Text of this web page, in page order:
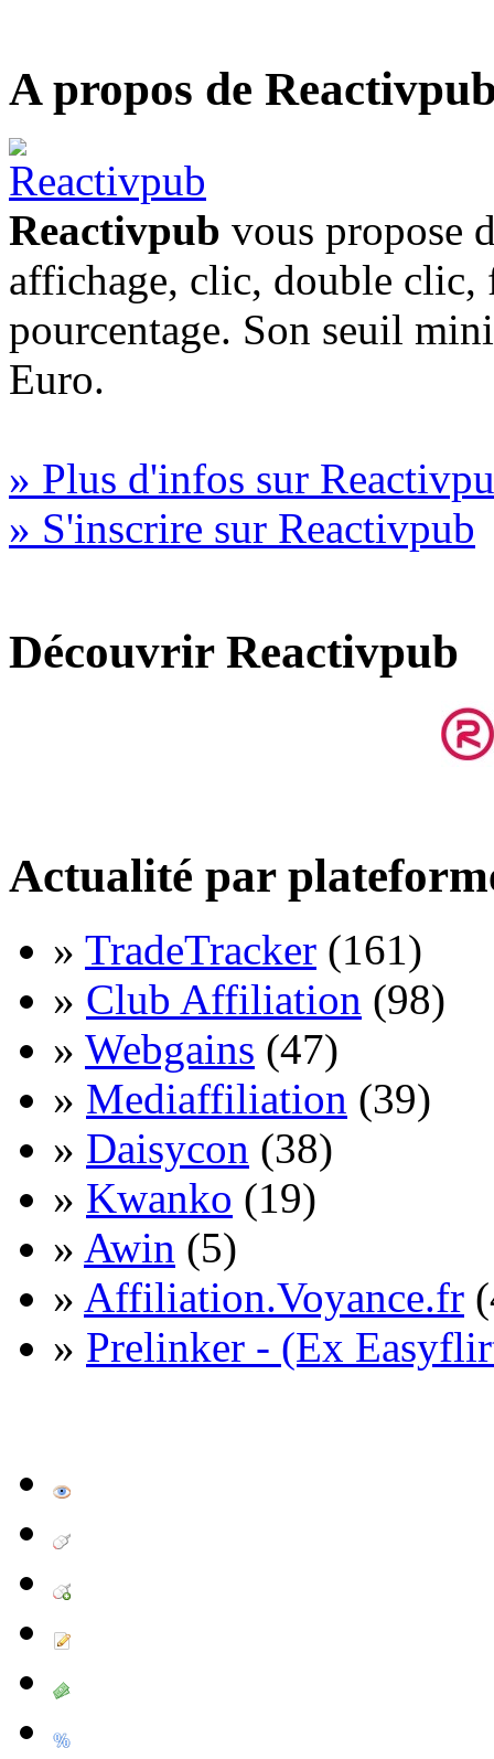
A propos de
Reactivpub vous propose
affichage, clic, double clic,
pourcentage. Son seuil
Euro.
» Plus d'infos sur
» S'inscrire sur Reactivpub
Découvrir Reactivpub
Actualité par
» TradeTracker (161)
» Club Affiliation (98)
» Webgains (47)
» Mediaffiliation (39)
» Daisycon (38)
» Kwanko (19)
» Awin (5)
» Affiliation.Voyance.fr
» Prelinker - (Ex